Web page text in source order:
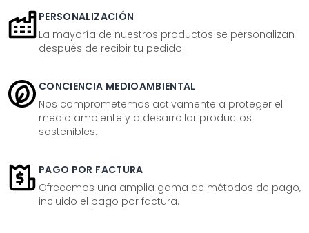
PERSONALIZACIÓN
La mayoría de nuestros productos se personalizan
después de recibir tu pedido.
CONCIENCIA MEDIOAMBIENTAL
Nos comprometemos activamente a proteger el
medio ambiente y a desarrollar productos
sostenibles.
PAGO POR FACTURA
Ofrecemos una amplia gama de métodos de pago,
incluido el pago por factura.